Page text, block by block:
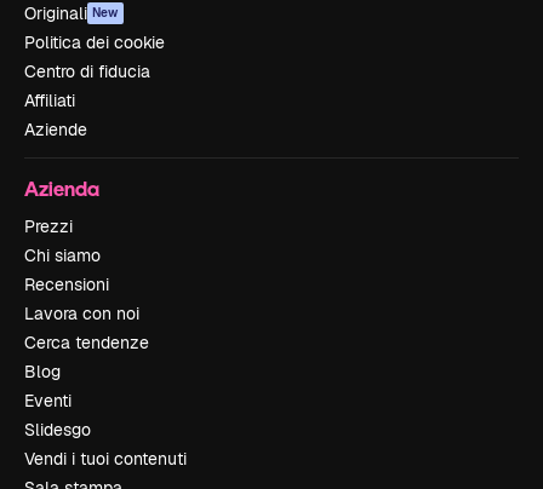
Originali New
Politica dei cookie
Centro di fiducia
Affiliati
Aziende
Azienda
Prezzi
Chi siamo
Recensioni
Lavora con noi
Cerca tendenze
Blog
Eventi
Slidesgo
Vendi i tuoi contenuti